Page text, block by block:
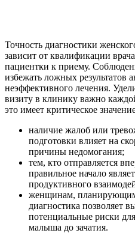
Точность диагностики
зависит от квалификации
пациентки к приему.
избежать ложных результатов
неэффективного лечения.
визиту в клинику важно
это имеет критическое
наличие жалоб или
подготовки влияет на
причины недомогания;
тем, кто отправляется
правильное начало
продуктивного
женщинам,
диагностика позволяет
потенциальные риски
малыша до зачатия.